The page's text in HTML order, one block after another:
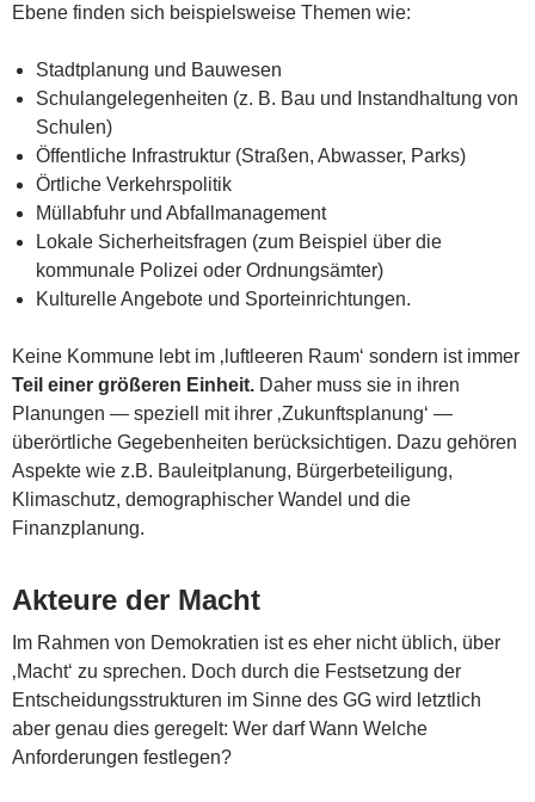
Ebene finden sich beispielsweise Themen wie:
Stadtplanung und Bauwesen
Schulangelegenheiten (z. B. Bau und Instandhaltung von
Schulen)
Öffentliche Infrastruktur (Straßen, Abwasser, Parks)
Örtliche Verkehrspolitik
Müllabfuhr und Abfallmanagement
Lokale Sicherheitsfragen (zum Beispiel über die
kommunale Polizei oder Ordnungsämter)
Kulturelle Angebote und Sporteinrichtungen.
Keine Kommune lebt im ‚luftleeren Raum‘ sondern ist immer
Teil einer größeren Einheit. Daher muss sie in ihren
Planungen — speziell mit ihrer ‚Zukunftsplanung‘ —
überörtliche Gegebenheiten berücksichtigen. Dazu gehören
Aspekte wie z.B. Bauleitplanung, Bürgerbeteiligung,
Klimaschutz, demographischer Wandel und die
Finanzplanung.
Akteure der Macht
Im Rahmen von Demokratien ist es eher nicht üblich, über
‚Macht‘ zu sprechen. Doch durch die Festsetzung der
Entscheidungsstrukturen im Sinne des GG wird letztlich
aber genau dies geregelt: Wer darf Wann Welche
Anforderungen festlegen?